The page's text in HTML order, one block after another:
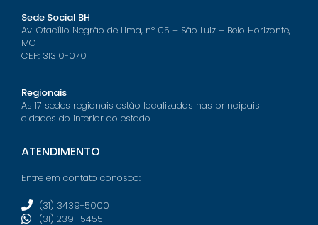
Sede Social BH
Av. Otacílio Negrão de Lima, nº 05 – São Luiz – Belo Horizonte,
MG
CEP: 31310-070
Regionais
As 17 sedes regionais estão localizadas nas principais
cidades do interior do estado.
ATENDIMENTO
Entre em contato conosco:
(31) 3439-5000
(31) 2391-5455